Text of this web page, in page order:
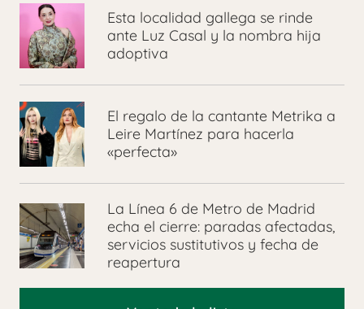
Esta localidad gallega se rinde
ante Luz Casal y la nombra hija
adoptiva
El regalo de la cantante Metrika a
Leire Martínez para hacerla
«perfecta»
La Línea 6 de Metro de Madrid
echa el cierre: paradas afectadas,
servicios sustitutivos y fecha de
reapertura